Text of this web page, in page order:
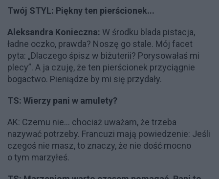
Twój STYL: Piękny ten pierścionek...
Aleksandra Konieczna: W środku blada pistacja,
ładne oczko, prawda? Noszę go stale. Mój facet
pyta: „Dlaczego śpisz w biżuterii? Porysowałaś mi
plecy”. A ja czuję, że ten pierścionek przyciągnie
bogactwo. Pieniądze by mi się przydały.
TS: Wierzy pani w amulety?
AK: Czemu nie... chociaż uważam, że trzeba
nazywać potrzeby. Francuzi mają powiedzenie: Jeśli
czegoś nie masz, to znaczy, że nie dość mocno
o tym marzyłeś.